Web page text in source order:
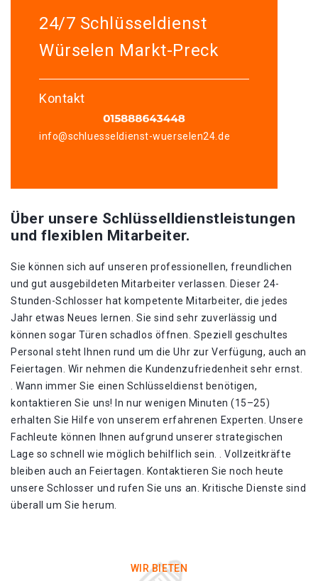
24/7 Schlüsseldienst
Würselen Markt-Preck
Kontakt
info@schluesseldienst-wuerselen24.de
Über unsere Schlüsselldienstleistungen
und flexiblen Mitarbeiter.
Sie können sich auf unseren professionellen, freundlichen
und gut ausgebildeten Mitarbeiter verlassen. Dieser 24-
Stunden-Schlosser hat kompetente Mitarbeiter, die jedes
Jahr etwas Neues lernen. Sie sind sehr zuverlässig und
können sogar Türen schadlos öffnen. Speziell geschultes
Personal steht Ihnen rund um die Uhr zur Verfügung, auch an
Feiertagen. Wir nehmen die Kundenzufriedenheit sehr ernst.
. Wann immer Sie einen Schlüsseldienst benötigen,
kontaktieren Sie uns! In nur wenigen Minuten (15–25)
erhalten Sie Hilfe von unserem erfahrenen Experten. Unsere
Fachleute können Ihnen aufgrund unserer strategischen
Lage so schnell wie möglich behilflich sein. . Vollzeitkräfte
bleiben auch an Feiertagen. Kontaktieren Sie noch heute
unsere Schlosser und rufen Sie uns an. Kritische Dienste sind
überall um Sie herum.
WIR BIETEN